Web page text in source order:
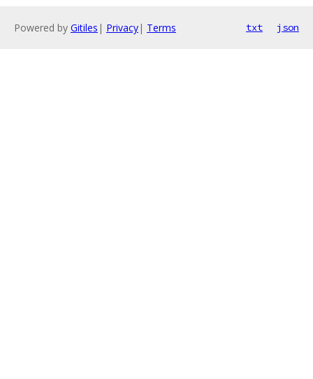
Powered by Gitiles | Privacy| Terms txt json